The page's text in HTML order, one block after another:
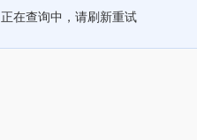
正在查询中，请刷新重试